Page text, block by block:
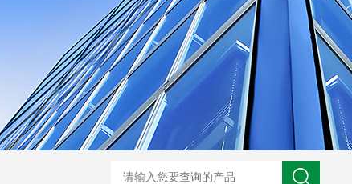
智能制造锂电 EMS 管控系统 电池厂动力设备集中监控